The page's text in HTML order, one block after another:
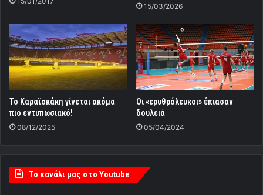
15/03/2026
Το Καραϊσκάκη γίνεται ακόμα
πιο εντυπωσιακό!
08/12/2025
Οι «ερυθρόλευκοι» έπιασαν
δουλειά
05/04/2024
Tο κανάλι μας στο Youtube